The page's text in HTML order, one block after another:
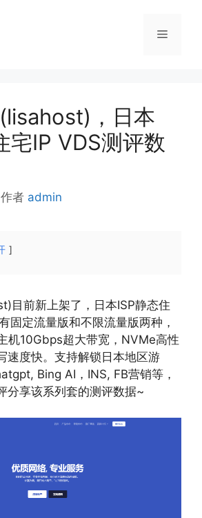
菜
，日本
宅IP VDS测评数
作者 admin
目前新上架了，日本ISP静态住
固定流量版和不限流量版两种，
机10Gbps超大带宽，NVMe高性
速度快。支持解锁日本地区游
Bing AI，INS, FB营销等，
分享该系列套的测评数据~